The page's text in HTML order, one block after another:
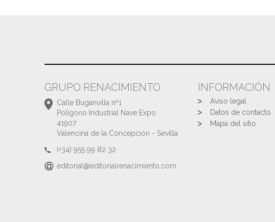
GRUPO RENACIMIENTO
Calle Buganvilla nº1
Polígono Industrial Nave Expo
41907
Valencina de la Concepción - Sevilla
(+34) 955 99 82 32
editorial@editorialrenacimiento.com
INFORMACIÓN
Aviso legal
Datos de contacto
Mapa del sitio